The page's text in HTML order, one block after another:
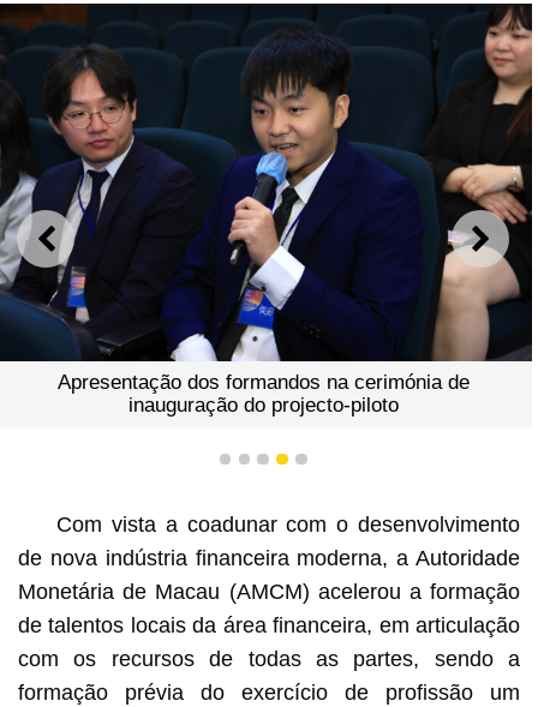
ANTERIOR
Apresentação dos formandos na cerimónia de
inauguração do projecto-piloto
1 2 3 4 5
Com vista a coadunar com o desenvolvimento
de nova indústria financeira moderna, a Autoridade
Monetária de Macau (AMCM) acelerou a formação
de talentos locais da área financeira, em articulação
com os recursos de todas as partes, sendo a
formação prévia do exercício de profissão um